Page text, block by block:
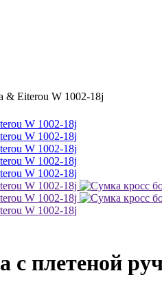
& Eiterou W 1002-18j
с плетеной